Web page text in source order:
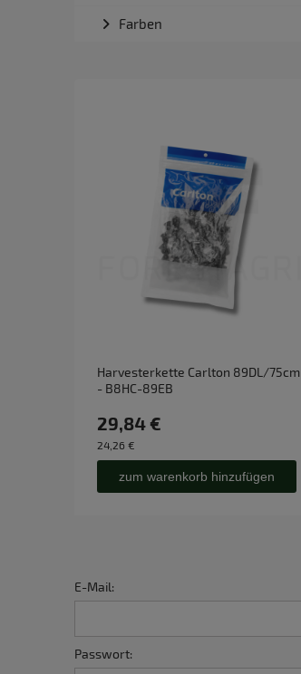
Farben
Harvesterkette Carlton 89DL/75cm
- B8HC-89EB
29,84 €
24,26 €
zum warenkorb hinzufügen
E-Mail:
Passwort: